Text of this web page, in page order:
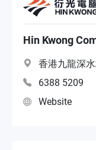
Hin Kwong
香港九龍深
6388 5209
Website